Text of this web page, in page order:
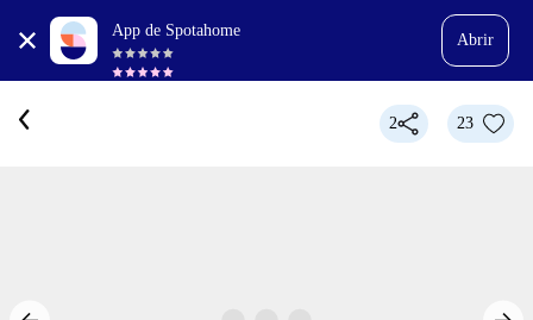
App de Spotahome
Abrir
2 23